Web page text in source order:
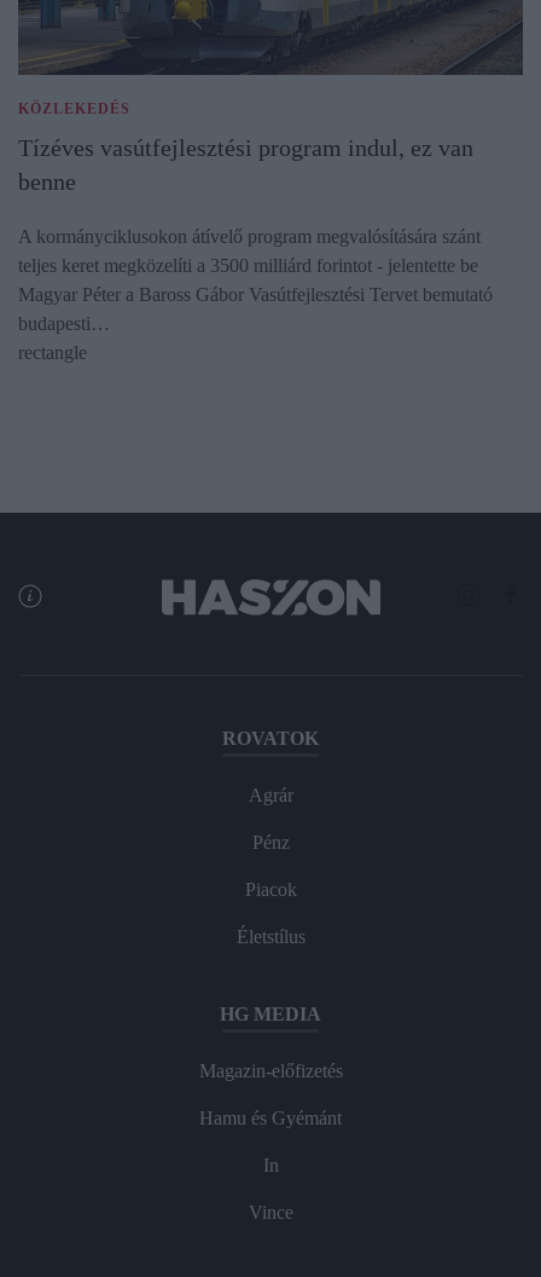
KÖZLEKEDÉS
Tízéves vasútfejlesztési program indul, ez van
benne
A kormányciklusokon átívelő program megvalósítására szánt
teljes keret megközelíti a 3500 milliárd forintot - jelentette be
Magyar Péter a Baross Gábor Vasútfejlesztési Tervet bemutató
budapesti…
rectangle
ROVATOK
Agrár
Pénz
Piacok
Életstílus
HG MEDIA
Magazin-előfizetés
Hamu és Gyémánt
In
Vince